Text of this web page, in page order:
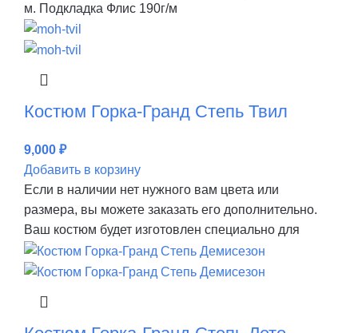
м. Подкладка Флис 190г/м
Костюм Горка-Гранд Степь Твил
9,000 ₽
Добавить в корзину
Если в наличии нет нужного вам цвета или
размера, вы можете заказать его дополнительно.
Ваш костюм будет изготовлен специально для